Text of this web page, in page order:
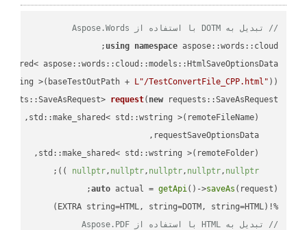
// تبدیل به DOTM با استفاده از Aspose.Words
using namespace aspose::words::cloud;
>(baseTestOutPath + L"/TestConvertFile_CPP.html" ));
request( new
nullptr, nullptr, nullptr, nullptr, nullptr
))
;
auto actual = getApi()->saveAs
%!(EXTRA string=HTML, string=DOTM, string=HTML)
// تبدیل به HTML با استفاده از Aspose.PDF